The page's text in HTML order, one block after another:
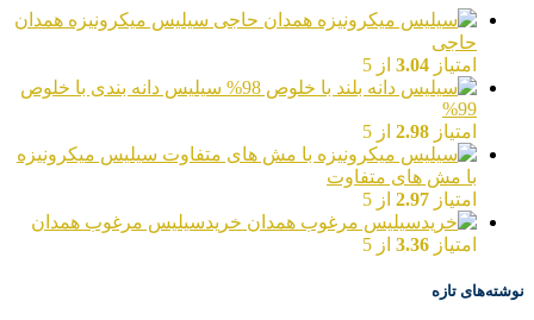
سیلیس میکرونیزه همدان
حاجی
امتیاز 3.04 از 5
سیلیس دانه بندی با خلوص
99%
امتیاز 2.98 از 5
سیلیس میکرونیزه
با مش های متفاوت
امتیاز 2.97 از 5
خریدسیلیس مرغوب همدان
امتیاز 3.36 از 5
نوشته‌های تازه